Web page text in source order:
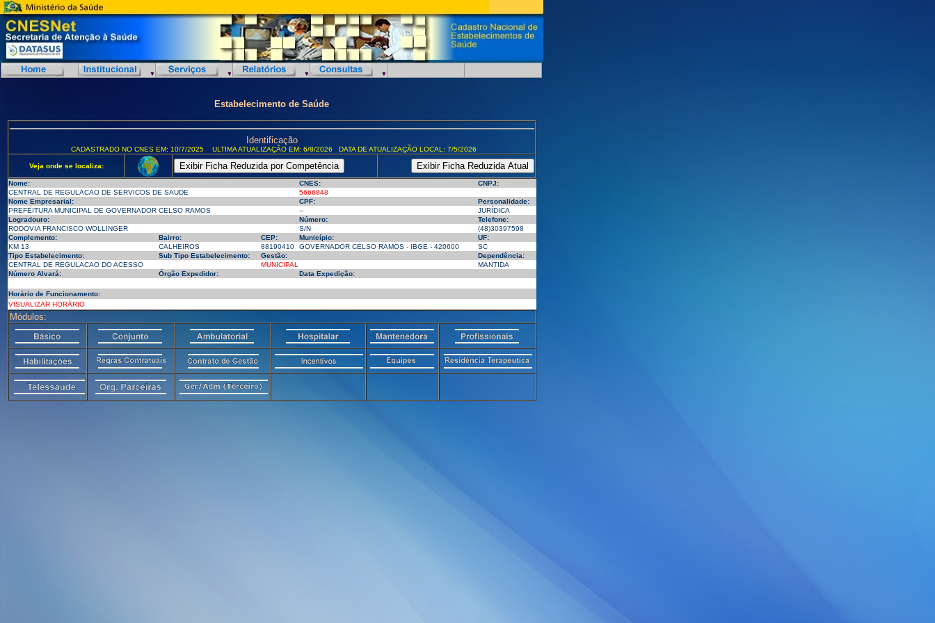
Estabelecimento de Saúde
Identificação
CADASTRADO NO CNES EM: 10/7/2025 ULTIMA ATUALIZAÇÃO EM: 6/8/2026 DATA DE ATUALIZAÇÃO LOCAL: 7/5/2026
Veja onde se localiza:
Nome: CNES:
CNPJ:
CENTRAL DE REGULACAO DE SERVICOS DE SAUDE
5666848
Nome Empresarial:
CPF:
Personalidade:
PREFEITURA MUNICIPAL DE GOVERNADOR CELSO RAMOS
--
JURÍDICA
Logradouro:
Número:
Telefone:
RODOVIA FRANCISCO WOLLINGER
S/N
(48)30397598
Complemento:
Bairro: CEP: Município:
UF:
KM 13
CALHEIROS 88190410 GOVERNADOR CELSO RAMOS - IBGE - 420600
SC
Tipo Estabelecimento:
Sub Tipo Estabelecimento: Gestão:
Dependência:
CENTRAL DE REGULACAO DO ACESSO
MUNICIPAL
MANTIDA
Número Alvará:
Órgão Expedidor: Data Expedição:
Horário de Funcionamento:
VISUALIZAR HORÁRIO
Módulos: